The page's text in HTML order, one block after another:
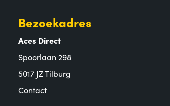
Bezoekadres
Aces Direct
Spoorlaan 298
5017 JZ Tilburg
Contact